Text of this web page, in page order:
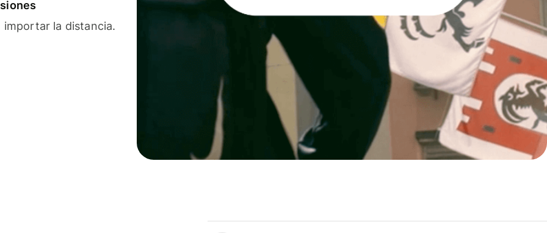
importar la distancia.